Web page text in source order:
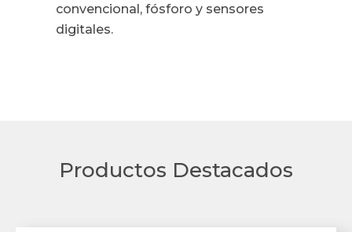
convencional, fósforo y sensores
digitales.
Productos Destacados